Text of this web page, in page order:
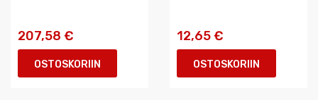
207,58 €
OSTOSKORIIN
12,65 €
OSTOSKORIIN